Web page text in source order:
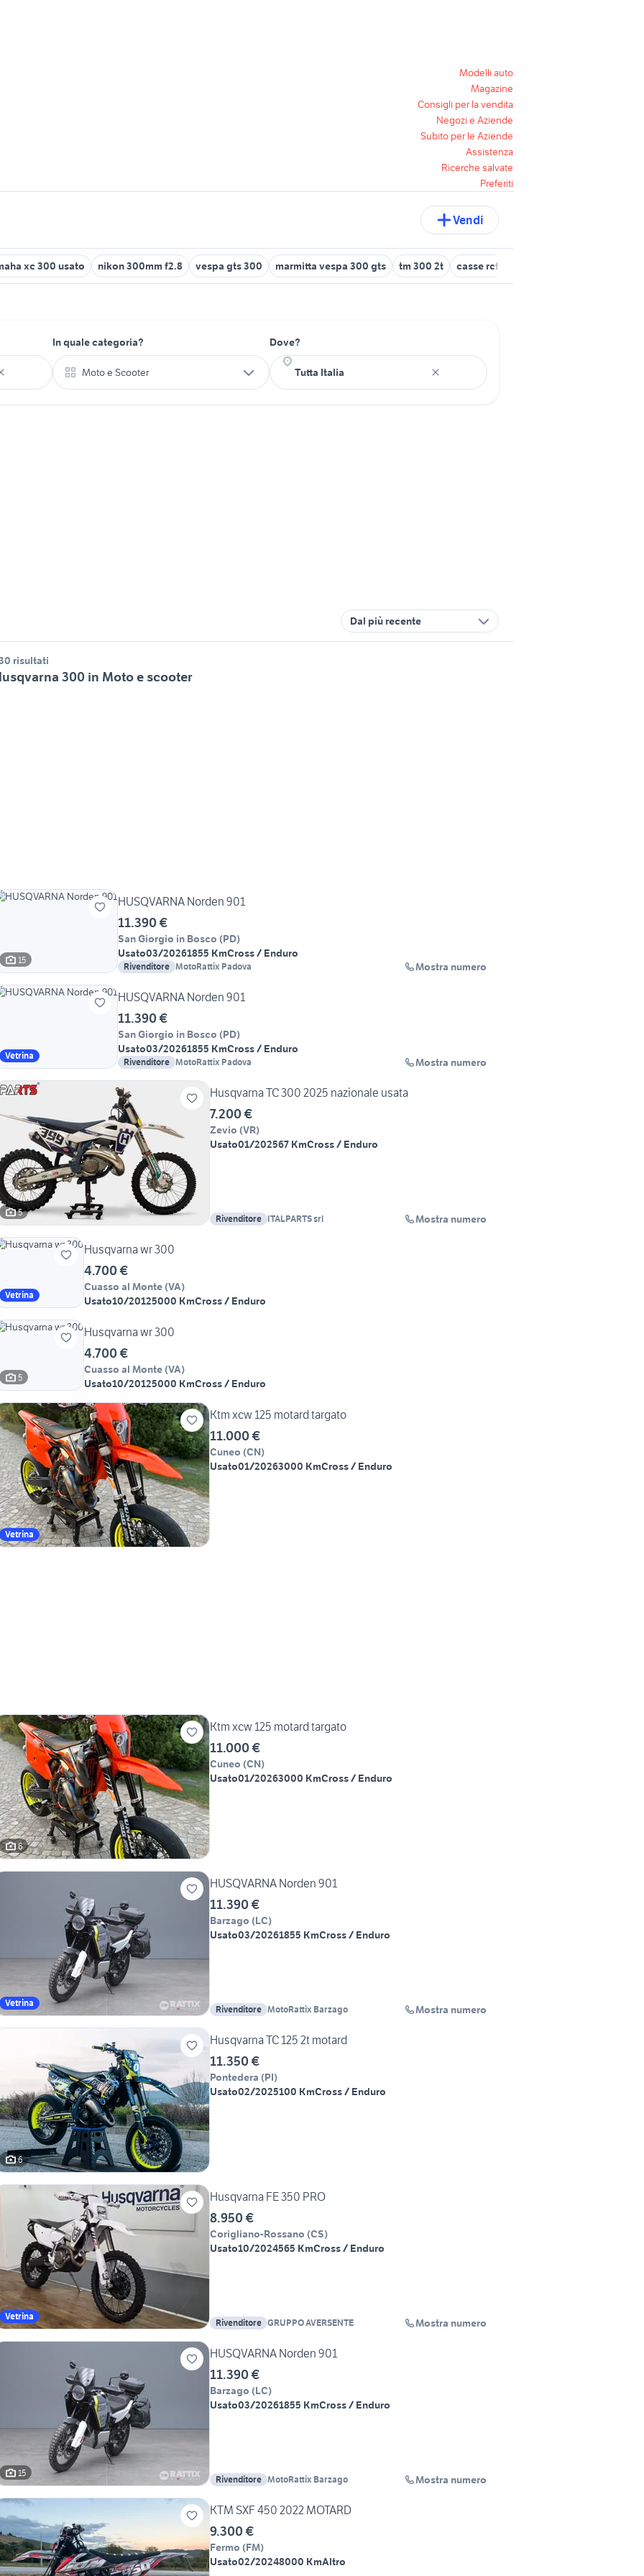
Modelli auto
Magazine
Consigli per la vendita
Negozi e Aziende
Subito per le Aziende
Assistenza
Ricerche salvate
Preferiti
Vendi
xc 300 usato nikon 300mm f2.8 vespa gts 300 marmitta vespa 300 gts tm 300 2t casse rcf 300
In quale categoria?
Moto e Scooter
Dove?
Dal più recente
risultati
300 in Moto e scooter
15
HUSQVARNA Norden 901
11.390 €
San Giorgio in Bosco (PD)
Usato03/20261855 KmCross / Enduro
Rivenditore MotoRattix Padova Mostra numero
Vetrina
HUSQVARNA Norden 901
11.390 €
San Giorgio in Bosco (PD)
Usato03/20261855 KmCross / Enduro
Rivenditore MotoRattix Padova Mostra numero
5
Husqvarna TC 300 2025 nazionale usata
7.200 €
Zevio (VR)
Usato01/202567 KmCross / Enduro
Rivenditore ITALPARTS srl Mostra numero
Vetrina
Husqvarna wr 300
4.700 €
Cuasso al Monte (VA)
Usato10/20125000 KmCross / Enduro
5
Husqvarna wr 300
4.700 €
Cuasso al Monte (VA)
Usato10/20125000 KmCross / Enduro
Vetrina
Ktm xcw 125 motard targato
11.000 €
Cuneo (CN)
Usato01/20263000 KmCross / Enduro
6
Ktm xcw 125 motard targato
11.000 €
Cuneo (CN)
Usato01/20263000 KmCross / Enduro
Vetrina
HUSQVARNA Norden 901
11.390 €
Barzago (LC)
Usato03/20261855 KmCross / Enduro
Rivenditore MotoRattix Barzago Mostra numero
6
Husqvarna TC 125 2t motard
11.350 €
Pontedera (PI)
Usato02/2025100 KmCross / Enduro
Vetrina
Husqvarna FE 350 PRO
8.950 €
Corigliano-Rossano (CS)
Usato10/2024565 KmCross / Enduro
Rivenditore GRUPPO AVERSENTE Mostra numero
15
HUSQVARNA Norden 901
11.390 €
Barzago (LC)
Usato03/20261855 KmCross / Enduro
Rivenditore MotoRattix Barzago Mostra numero
KTM SXF 450 2022 MOTARD
9.300 €
Fermo (FM)
Usato02/20248000 KmAltro